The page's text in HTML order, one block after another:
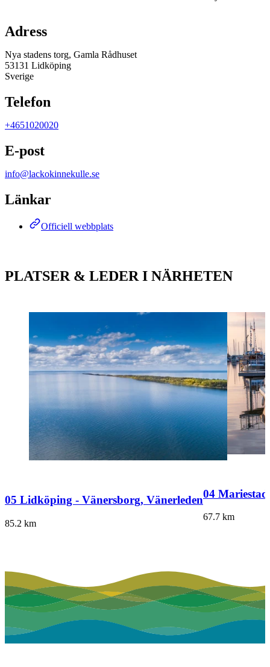
Adress
Nya stadens torg, Gamla Rådhuset
53131 Lidköping
Sverige
Telefon
+4651020020
E-post
info@lackokinnekulle.se
Länkar
Officiell webbplats
PLATSER & LEDER I NÄRHETEN
05 Lidköping - Vänersborg, Vänerleden
85.2 km
04
67.7 km